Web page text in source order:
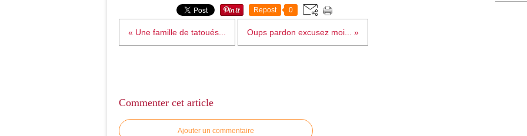
Repost 0
« Une famille de tatoués... Oups pardon excusez moi... »
Commenter cet article
Ajouter un commentaire